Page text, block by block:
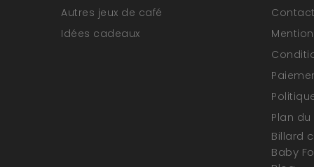
Autres jeux de café
Idées cadeaux
Plan du
Billard
Baby